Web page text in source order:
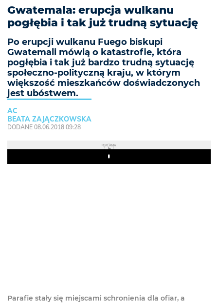
Gwatemala: erupcja wulkanu
pogłębia i tak już trudną sytuację
Po erupcji wulkanu Fuego biskupi
Gwatemali mówią o katastrofie, która
pogłębia i tak już bardzo trudną sytuację
społeczno-polityczną kraju, w którym
większość mieszkańców doświadczonych
jest ubóstwem.
AC
BEATA ZAJĄCZKOWSKA
DODANE 08.06.2018 09:28
REKLAMA
Play
Parafie stały się miejscami schronienia dla ofiar, a